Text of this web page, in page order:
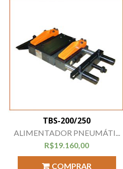
TBS-200/250
ALIMENTADOR PNEUMÁTI...
R$19.160,00
COMPRAR